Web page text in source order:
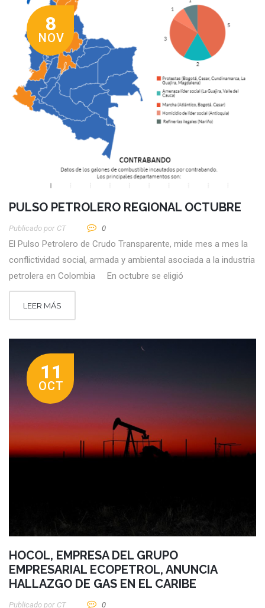
8
NOV
PULSO PETROLERO REGIONAL OCTUBRE
Publicado por CT 0
El Pulso Petrolero de Crudo Transparente, mide mes a mes la
conflictividad social, armada y ambiental asociada a la industria
petrolera en Colombia En octubre se eligió
LEER MÁS
11
OCT
HOCOL, EMPRESA DEL GRUPO
EMPRESARIAL ECOPETROL, ANUNCIA
HALLAZGO DE GAS EN EL CARIBE
Publicado por CT 0